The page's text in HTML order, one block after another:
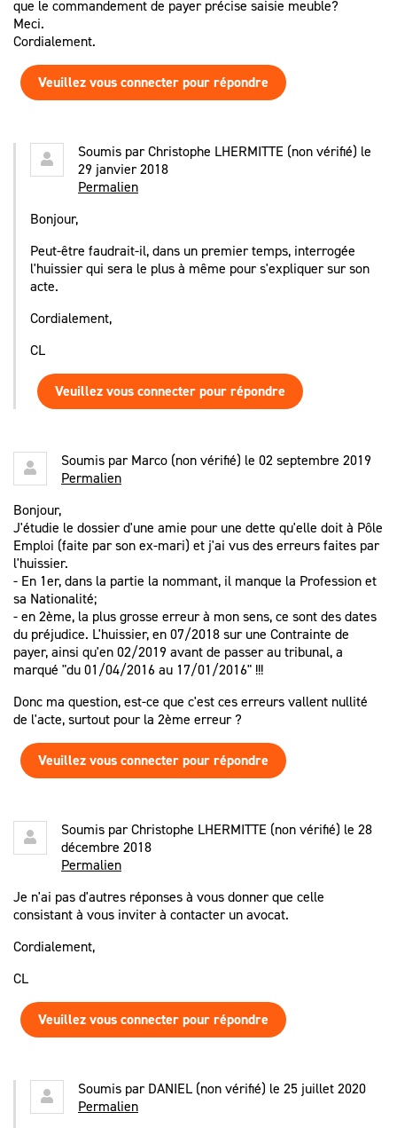
que le commandement de payer précise saisie meuble?
Meci.
Cordialement.
Veuillez vous connecter pour répondre
Soumis parChristophe LHERMITTE (non vérifié) le
29 janvier 2018
Permalien
Bonjour,
Peut-être faudrait-il, dans un premier temps, interrogée
l'huissier qui sera le plus à même pour s'expliquer sur son
acte.
Cordialement,
CL
Veuillez vous connecter pour répondre
Soumis parMarco (non vérifié) le 02 septembre 2019
Permalien
Bonjour,
J'étudie le dossier d'une amie pour une dette qu'elle doit à Pôle
Emploi (faite par son ex-mari) et j'ai vus des erreurs faites par
l'huissier.
- En 1er, dans la partie la nommant, il manque la Profession et
sa Nationalité;
- en 2ème, la plus grosse erreur à mon sens, ce sont des dates
du préjudice. L'huissier, en 07/2018 sur une Contrainte de
payer, ainsi qu'en 02/2019 avant de passer au tribunal, a
marqué "du 01/04/2016 au 17/01/2016" !!!
Donc ma question, est-ce que c'est ces erreurs vallent nullité
de l'acte, surtout pour la 2ème erreur ?
Veuillez vous connecter pour répondre
Soumis parChristophe LHERMITTE (non vérifié) le 28
décembre 2018
Permalien
Je n'ai pas d'autres réponses à vous donner que celle
consistant à vous inviter à contacter un avocat.
Cordialement,
CL
Veuillez vous connecter pour répondre
Soumis parDANIEL (non vérifié) le 25 juillet 2020
Permalien